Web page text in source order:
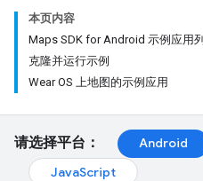
本页内容
Maps SDK for Android 示例应用
克隆并运行示例
Wear OS 上地图的示例应用
请选择平台： Android
JavaScript